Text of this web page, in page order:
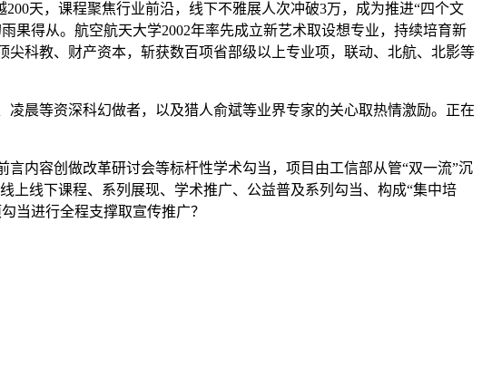
天，课程聚焦行业前沿，线下不雅展人次冲破3万，成为推进“四个文
果得从。航空航天大学2002年率先成立新艺术取设想专业，持续培育新
科教、财产资本，斩获数百项省部级以上专业项，联动、北航、北影等
晨等资深科幻做者，以及猎人俞斌等业界专家的关心取热情激励。正在
容创做改革研讨会等标杆性学术勾当，项目由工信部从管“双一流”沉
上线下课程、系列展现、学术推广、公益普及系列勾当、构成“集中培
当进行全程支撑取宣传推广？